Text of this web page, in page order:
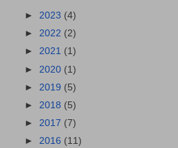
► 2023 (4)
► 2022 (2)
► 2021 (1)
► 2020 (1)
► 2019 (5)
► 2018 (5)
► 2017 (7)
► 2016 (11)